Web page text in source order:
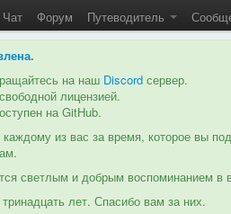
Чат Форум Путеводитель
.
на наш Discord сервер.
лицензией.
на GitHub.
из вас за время, которое вы
светлым и добрым воспоминанием
лет. Спасибо вам за них.